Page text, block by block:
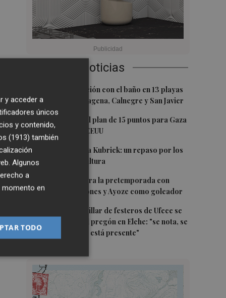
Últimas Noticias
Ruegan precaución con el baño en 13 playas
de Águilas, Cartagena, Calnegre y San Javier
2Israel rechaza el plan de 15 puntos para Gaza
impulsado por EEUU
3
De Frida Kahlo a Kubrick: un repaso por los
eclipses de la cultura
4
El Villarreal cierra la pretemporada con
buenas sensaciones y Ayoze como goleador
Más de medio millar de festeros de Ufece se
reivindican en el pregón en Elche: "se nota, se
siente, el campo está presente"
y acceder a
únicos
y contenido,
(1913) también
Algunos
a
momento en
TODO